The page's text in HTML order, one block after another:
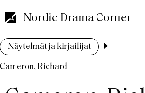
pääsisältöön
Nordic Drama Corner
Murupolku
Näytelmät ja kirjailijat
Cameron, Richard